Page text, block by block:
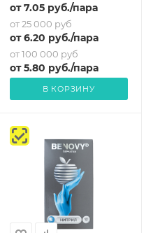
от7.05руб./пара
от 25 000 руб
от6.20 руб./пара
от 100 000 руб
от5.80 руб./пара
В КОРЗИНУ